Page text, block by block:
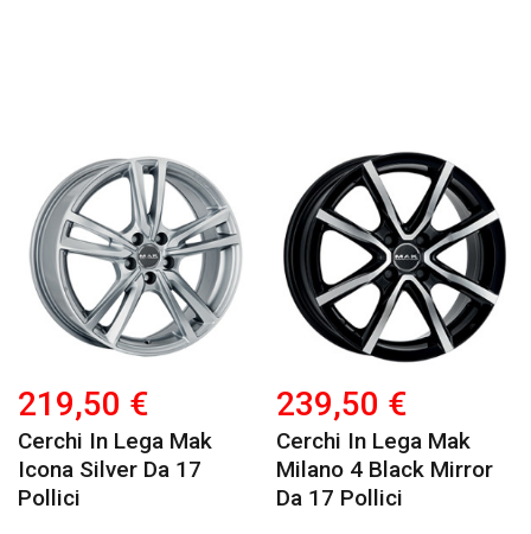
219,50 €
Cerchi In Lega Mak
Icona Silver Da 17
Pollici
239,50 €
Cerchi In Lega Mak
Milano 4 Black Mirror
Da 17 Pollici